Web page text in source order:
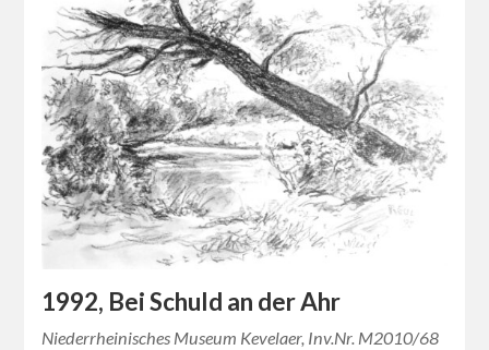
1992, Bei Schuld an der Ahr
Niederrheinisches Museum Kevelaer, Inv.Nr. M2010/68